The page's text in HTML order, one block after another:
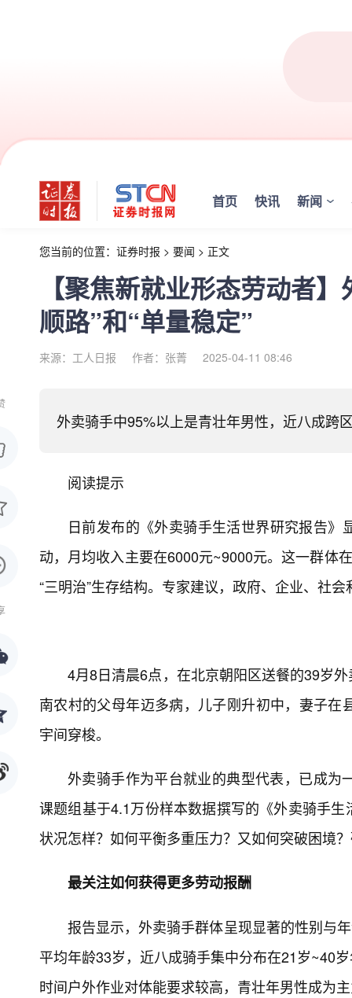
首页 快讯 新闻
您当前的位置： 证券时报 > 要闻 > 正文
【聚焦新就业形态劳动者
顺路”和“单量稳定”
来源：工人日报 作者：张菁 2025-04-11 08:46
外卖骑手中95%以上是青壮年男性，近八成跨
阅读提示
日前发布的《外卖骑手生活世界研究报告
动，月均收入主要在6000元~9000元。这一群体
“三明治”生存结构。专家建议，政府、企业、社
4月8日清晨6点，在北京朝阳区送餐的39岁
南农村的父母年迈多病，儿子刚升初中，妻子
宇间穿梭。
外卖骑手作为平台就业的典型代表，已成
课题组基于4.1万份样本数据撰写的《外卖骑手
状况怎样？如何平衡多重压力？又如何突破困境
最关注如何获得更多劳动报酬
报告显示，外卖骑手群体呈现显著的性别与
平均年龄33岁，近八成骑手集中分布在21岁
时间户外作业对体能要求较高，青壮年男性成为